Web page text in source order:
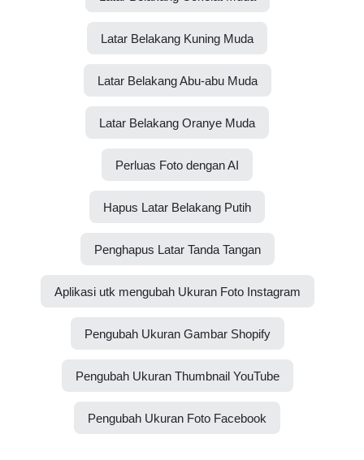
Latar Belakang Kuning Muda
Latar Belakang Abu-abu Muda
Latar Belakang Oranye Muda
Perluas Foto dengan AI
Hapus Latar Belakang Putih
Penghapus Latar Tanda Tangan
Aplikasi utk mengubah Ukuran Foto Instagram
Pengubah Ukuran Gambar Shopify
Pengubah Ukuran Thumbnail YouTube
Pengubah Ukuran Foto Facebook